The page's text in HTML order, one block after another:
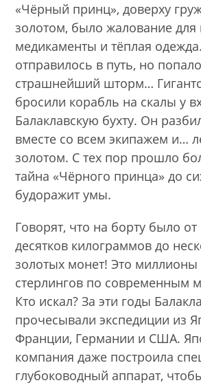
«Чёрный принц», доверху
золотом, было жалование для
медикаменты и тёплая
отправилось в путь, но
страшнейший шторм…
бросили корабль на скалы у
Балаклавскую бухту. Он
вместе со всем экипажем и…
золотом. С тех пор прошло
тайна «Чёрного принца» до
будоражит умы.
Говорят, что на борту было от
десятков килограммов до
золотых монет! Это миллионы
стерлингов по современным
Кто искал? За эти годы
прочесывали экспедиции из
Франции, Германии и США.
компания даже построила
глубоководный аппарат,